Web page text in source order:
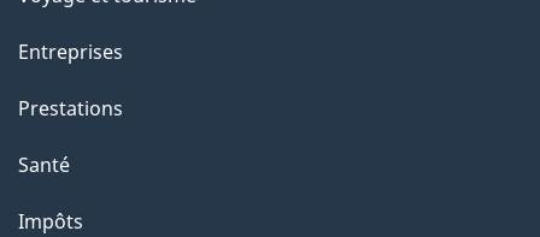
a
g
e
Entreprises
Prestations
Santé
Impôts